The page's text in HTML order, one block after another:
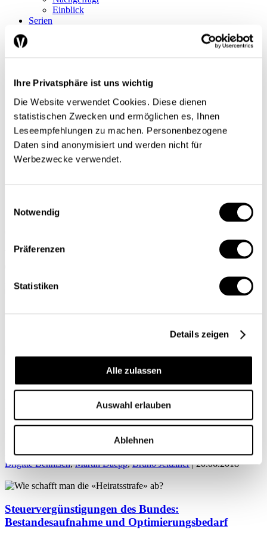
Ihre Privatsphäre ist uns wichtig
Die Website verwendet Cookies. Diese dienen
statistischen Zwecken und ermöglichen es, Ihnen
Leseempfehlungen zu machen. Personenbezogene
Daten sind anonymisiert und werden nicht für
Werbezwecke verwendet.
Notwendig
Präferenzen
Statistiken
Details zeigen
Alle zulassen
Auswahl erlauben
Ablehnen
Einblick
Serien
Service
Druckausgaben
Über uns
Kontakt
Datenschutz/Rechtliches
Impressum
Vorschau
FR
Suche
Abo
Bruno Jeitziner
Wie schafft man die «Heiratsstrafe» ab?
Finanzen / Steuern
Brigitte Behnisch,Martin Daepp,Bruno Jeitziner| 20.06.2018
Steuervergünstigungen des Bundes:
Bestandesaufnahme und Optimierungsbedarf